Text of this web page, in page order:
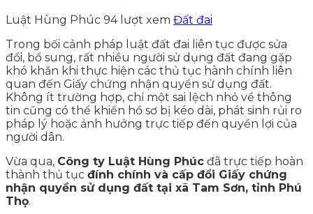
Luật Hùng Phúc 94 lượt xem Đất đai
Trong bối cảnh pháp luật đất đai liên tục được sửa
đổi, bổ sung, rất nhiều người sử dụng đất đang gặp
khó khăn khi thực hiện các thủ tục hành chính liên
quan đến Giấy chứng nhận quyền sử dụng đất.
Không ít trường hợp, chỉ một sai lệch nhỏ về thông
tin cũng có thể khiến hồ sơ bị kéo dài, phát sinh rủi ro
pháp lý hoặc ảnh hưởng trực tiếp đến quyền lợi của
người dân.
Vừa qua, Công ty Luật Hùng Phúc đã trực tiếp hoàn
thành thủ tục đính chính và cấp đổi Giấy chứng
nhận quyền sử dụng đất tại xã Tam Sơn, tỉnh Phú
Thọ.